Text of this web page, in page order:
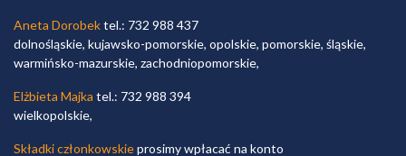
Aneta Dorobektel.: 732 988 437
dolnośląskie, kujawsko-pomorskie, opolskie, pomorskie, śląskie,
warmińsko-mazurskie, zachodniopomorskie,
Elżbieta Majka tel.: 732 988 394
wielkopolskie,
Składki członkowskieprosimy wpłacać na konto